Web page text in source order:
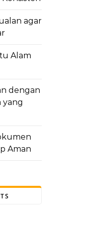
agar
Alam
dengan
yang
Aman